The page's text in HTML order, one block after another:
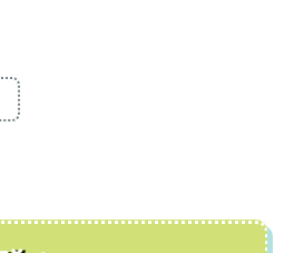
Acest
produs
are
pot